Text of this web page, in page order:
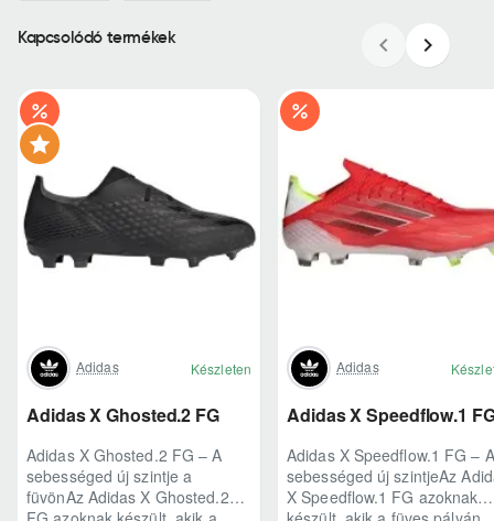
Kapcsolódó termékek
Adidas Készleten
Adidas X Ghosted.2 FG
Adidas X Ghosted.2 FG – A
sebességed új szintje a
füvönAz Adidas X Ghosted.2
Adidas
Adidas X Speedflow.1
Adidas X Speedflow.1 FG – A
sebességed új szintjeAz
X Speedflow.1 FG azoknak